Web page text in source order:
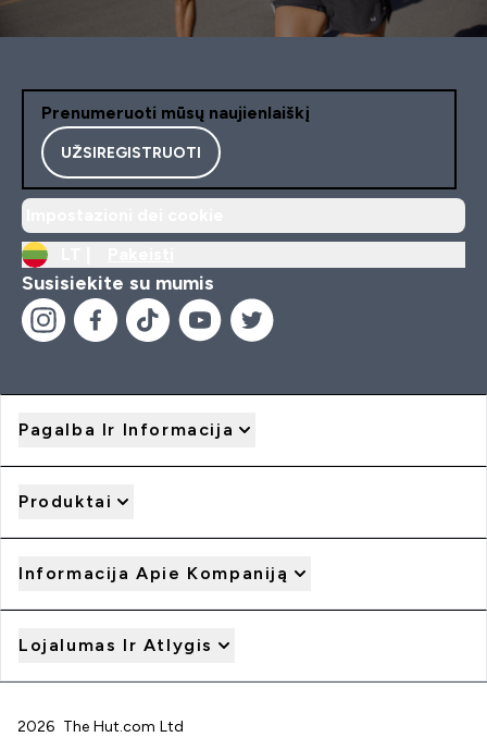
Prenumeruoti mūsų naujienlaiškį
UŽSIREGISTRUOTI
Susisiekite su mumis
Pagalba Ir Informacija
Produktai
Informacija Apie Kompaniją
Lojalumas Ir Atlygis
2026 The Hut.com Ltd